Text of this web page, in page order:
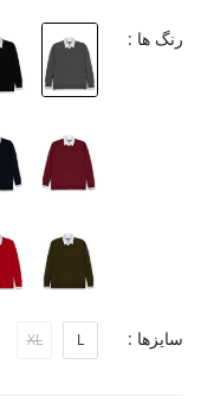
رنگ ها :
سایزها : L
XL